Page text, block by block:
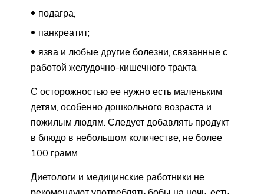
подагра;
панкреатит;
язва и любые другие болезни, связанные с
работой желудочно-кишечного тракта.
С осторожностью ее нужно есть маленьким
детям, особенно дошкольного возраста и
пожилым людям. Следует добавлять продукт
в блюдо в небольшом количестве, не более
100 грамм
Диетологи и медицинские работники не